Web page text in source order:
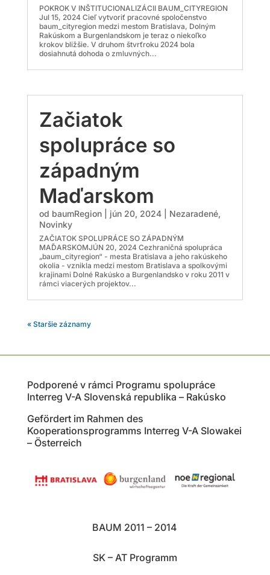
POKROK V INŠTITUCIONALIZÁCII BAUM_CITYREGION
Jul 15, 2024 Cieľ vytvoriť pracovné spoločenstvo
baum_cityregion medzi mestom Bratislava, Dolným
Rakúskom a Burgenlandskom je teraz o niekoľko
krokov bližšie. V druhom štvrťroku 2024 bola
dosiahnutá dohoda o zmluvných...
Začiatok
spolupráce so
západným
Maďarskom
od baumRegion| jún 20, 2024| Nezaradené,
Novinky
ZAČIATOK SPOLUPRÁCE SO ZÁPADNÝM
MAĎARSKOMJÚN 20, 2024 Cezhraničná spolupráca
„baum_cityregion“ - mesta Bratislava a jeho rakúskeho
okolia - vznikla medzi mestom Bratislava a spolkovými
krajinami Dolné Rakúsko a Burgenlandsko v roku 2011 v
rámci viacerých projektov...
« Staršie záznamy
Podporené v rámci Programu spolupráce
Interreg V-A Slovenská republika – Rakúsko
Gefördert im Rahmen des
Kooperationsprogramms Interreg V-A Slowakei
– Österreich
BAUM 2011 – 2014
SK – AT Programm